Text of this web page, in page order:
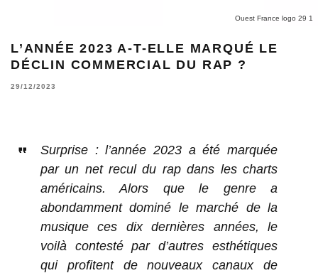
Ouest France logo 29 1
L’ANNÉE 2023 A-T-ELLE MARQUÉ LE
DÉCLIN COMMERCIAL DU RAP ?
29/12/2023
Surprise : l’année 2023 a été marquée
par un net recul du rap dans les charts
américains. Alors que le genre a
abondamment dominé le marché de la
musique ces dix dernières années, le
voilà contesté par d’autres esthétiques
qui profitent de nouveaux canaux de